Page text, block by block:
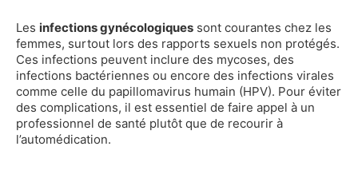
Les infections gynécologiques sont courantes chez les
femmes, surtout lors des rapports sexuels non protégés.
Ces infections peuvent inclure des mycoses, des
infections bactériennes ou encore des infections virales
comme celle du papillomavirus humain (HPV). Pour éviter
des complications, il est essentiel de faire appel à un
professionnel de santé plutôt que de recourir à
l’automédication.